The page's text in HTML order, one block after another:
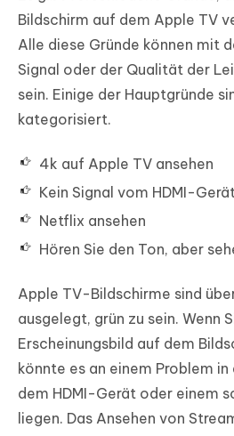
Bildschirm auf dem Apple TV
Alle diese Gründe können mit
Signal oder der Qualität der
sein. Einige der Hauptgründe
kategorisiert.
4k auf Apple TV ansehen
Kein Signal vom HDMI-
Netflix ansehen
Hören Sie den Ton, aber
Apple TV-Bildschirme sind
ausgelegt, grün zu sein. Wenn
Erscheinungsbild auf dem
könnte es an einem Problem
dem HDMI-Gerät oder einem
liegen. Das Ansehen von